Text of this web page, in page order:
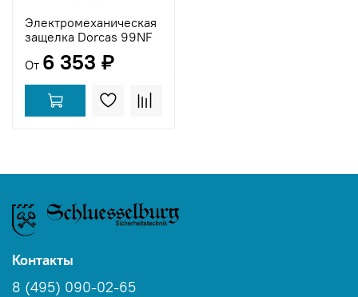
Электромеханическая
защелка Dorcas 99NF
От 6 353 ₽
Контакты
8 (495) 090-02-65